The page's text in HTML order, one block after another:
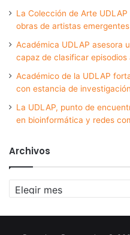
La Colección de Arte
obras de artistas
Académica UDLAP asesora
capaz de clasificar
Académico de la UDLAP
con estancia de
La UDLAP, punto de
en bioinformática y redes
Archivos
Archivos